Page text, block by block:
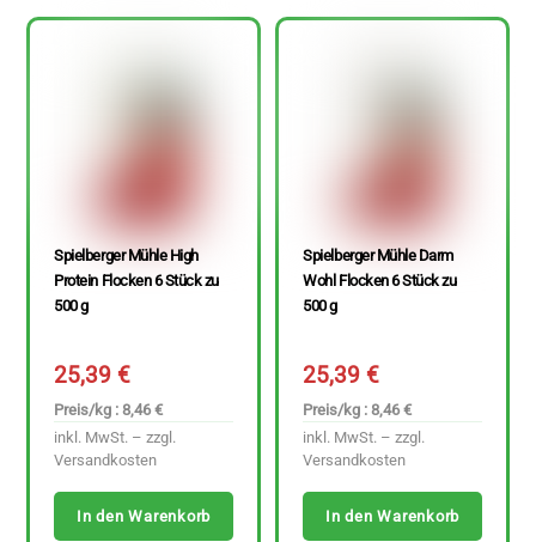
Spielberger Mühle High
Protein Flocken 6 Stück zu
500 g
25,39€
Preis/kg : 8,46 €
inkl. MwSt. – zzgl.
Versandkosten
In den Warenkorb
Spielberger Mühle Darm
Wohl Flocken 6 Stück zu
500 g
25,39€
Preis/kg : 8,46 €
inkl. MwSt. – zzgl.
Versandkosten
In den Warenkorb